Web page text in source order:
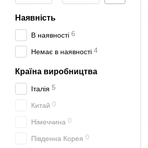
Наявність
В наявності 6
Немає в наявності 4
Країна виробництва
Італія 5
Китай 0
Німеччина 0
Південна Корея 0